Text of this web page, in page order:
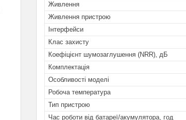
Живлення
Живлення пристрою
Інтерфейси
Клас захисту
Коефіцієнт шумозаглушення (NRR), дБ
Комплектація
Особливості моделі
Робоча температура
Тип пристрою
Час роботи від батареї/акумулятора, год